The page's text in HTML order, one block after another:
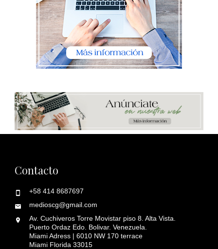
Contacto
+58 414 8687697
medioscg@gmail.com
Av. Cuchiveros Torre Movistar piso 8. Alta Vista.
Puerto Ordaz Edo. Bolivar. Venezuela.
Miami Adress | 6010 NW 170 terrace
Miami Florida 33015